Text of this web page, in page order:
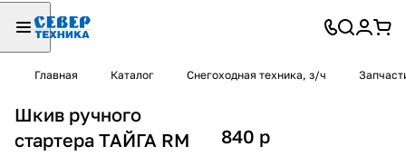
Главная Каталог Снегоходная техника, з/ч
Шкив ручного
стартера ТАЙГА RM
840 p